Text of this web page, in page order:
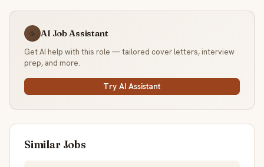
☕ AI Job Assistant
Get AI help with this role — tailored cover letters, interview
prep, and more.
Try AI Assistant
Similar Jobs